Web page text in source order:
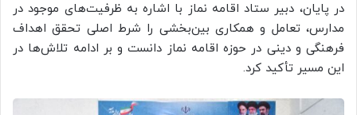
در پایان، دبیر ستاد اقامه نماز با اشاره به ظرفیت‌های موجود در
مدارس، تعامل و همکاری بین‌بخشی را شرط اصلی تحقق اهداف
فرهنگی و دینی در حوزه اقامه نماز دانست و بر ادامه تلاش‌ها در
این مسیر تأکید کرد.